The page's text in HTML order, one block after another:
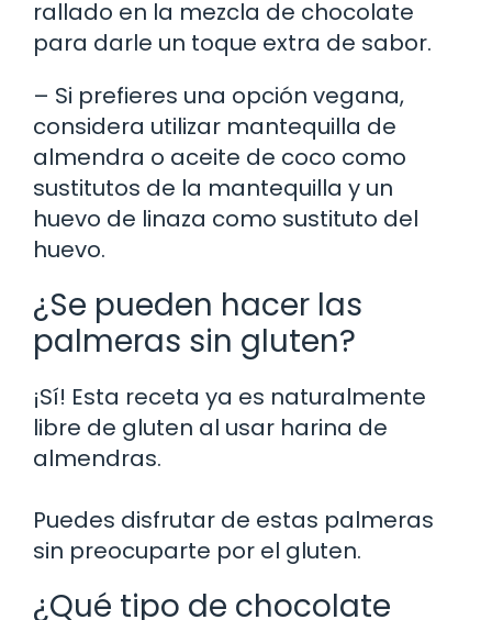
rallado en la mezcla de chocolate
para darle un toque extra de sabor.
– Si prefieres una opción vegana,
considera utilizar mantequilla de
almendra o aceite de coco como
sustitutos de la mantequilla y un
huevo de linaza como sustituto del
huevo.
¿Se pueden hacer las
palmeras sin gluten?
¡Sí! Esta receta ya es naturalmente
libre de gluten al usar harina de
almendras.
Puedes disfrutar de estas palmeras
sin preocuparte por el gluten.
¿Qué tipo de chocolate